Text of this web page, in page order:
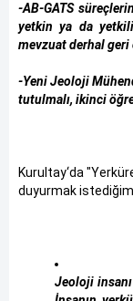
-AB-GATS
yetkin ya da
mevzuat derhal
-Yeni Jeoloji
tutulmalı, ikinci
Kurultay‘da
duyurmak
Jeoloji